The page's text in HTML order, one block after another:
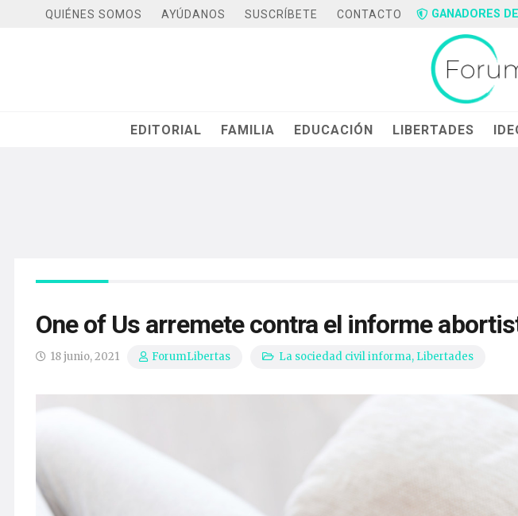
QUIÉNES SOMOS AYÚDANOS SUSCRÍBETE CONTACTO GANADORES
EDITORIAL FAMILIA EDUCACIÓN LIBERTADES
One of Us arremete contra el informe
18 junio, 2021 ForumLibertas La sociedad civil informa, Libertades